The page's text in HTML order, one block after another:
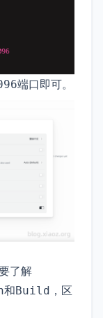
端口即可。
了解
和Build ，区